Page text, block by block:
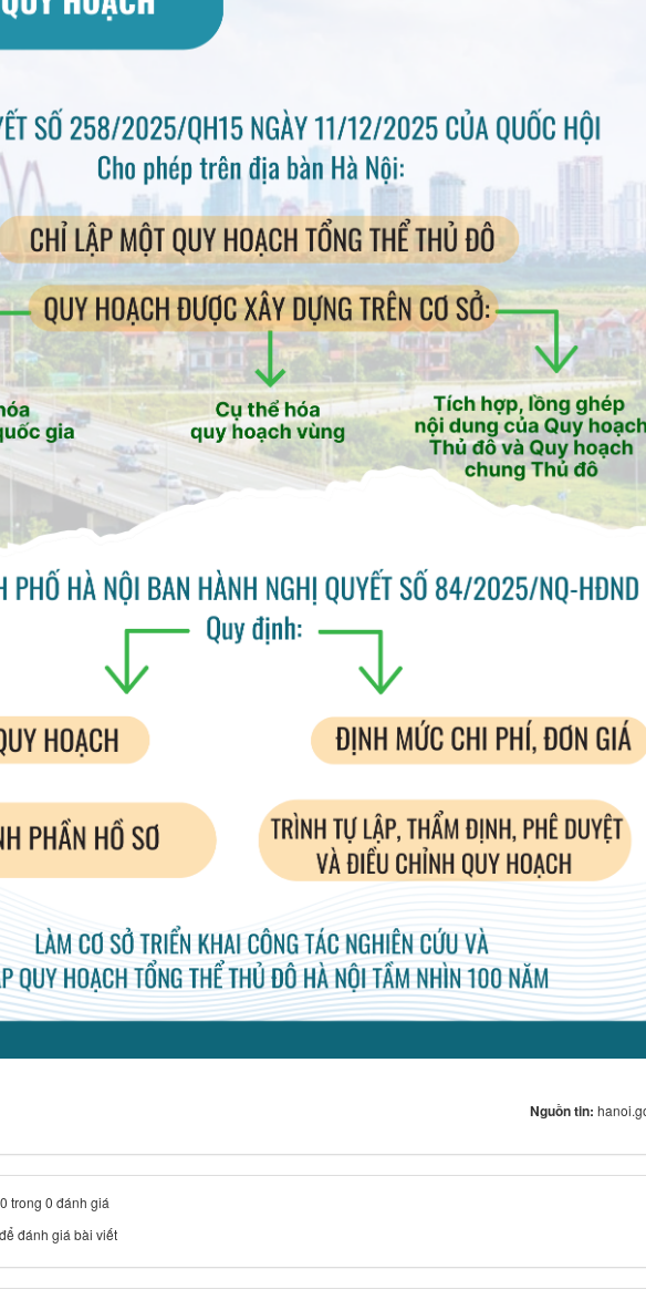
Nguồn tin:
trong 0 đánh giá
đánh giá bài viết